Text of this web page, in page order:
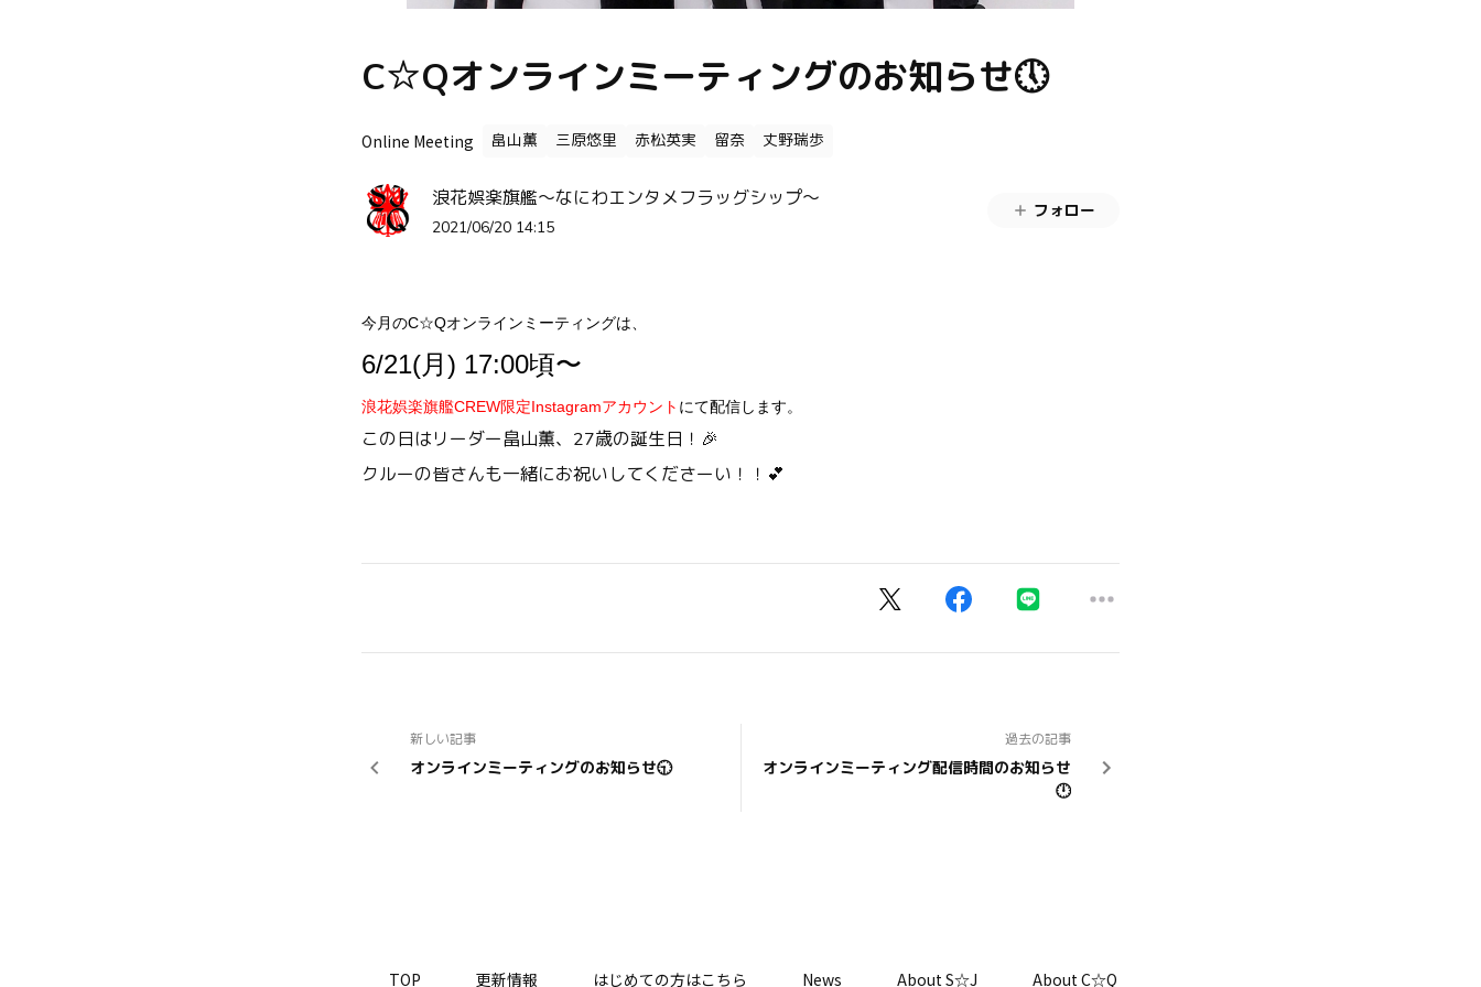
C☆Qオンラインミーティングのお知らせ🕔
Online Meeting 畠山薫 三原悠里 赤松英実 留奈 丈野瑞歩
浪花娯楽旗艦～なにわエンタメフラッグシップ～
2021/06/20 14:15
フォロー
今月のC☆Qオンラインミーティングは、
6/21(月) 17:00頃〜
浪花娯楽旗艦CREW限定Instagramアカウント にて配信します。
この日はリーダー畠山薫、27歳の誕生日！🎉
クルーの皆さんも一緒にお祝いしてくださーい！！💕
新しい記事
オンラインミーティングのお知らせ🕤
過去の記事
オンラインミーティング配信時間のお知らせ
🕛
TOP 更新情報 はじめての方はこちら News About S☆J About C☆Q